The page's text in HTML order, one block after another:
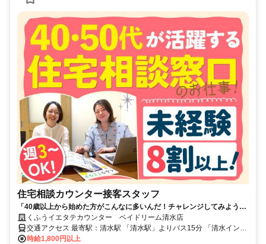
住宅相談カウンター接客スタッフ
「40歳以上から始めた方がこんなに多いんだ！チャレンジしてみようか
な♪」 週3勤務OK！高時給1800円/家やインテリア好き40～50代未経験
入社8割
くふうイエタテカウンター ベイドリーム清水店
交通アクセス 最寄駅：清水駅 「清水駅」よりバス15分 「清水インタ
ーチェンジ」より車15分 ※車通勤OK／無料駐車場／駐輪場あり ※静
時給1,800円以上